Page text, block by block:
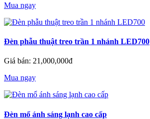
Mua ngay
Đèn phẫu thuật treo trần 1 nhánh LED700
Giá bán: 21,000,000đ
Mua ngay
Đèn mổ ánh sáng lạnh cao cấp